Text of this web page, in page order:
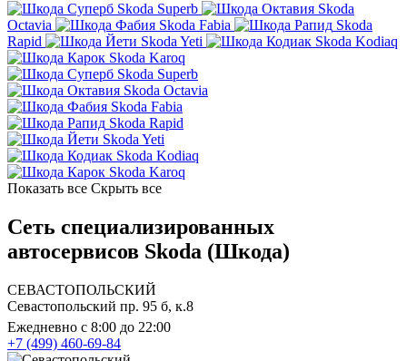
Skoda Superb
Skoda
Octavia
Skoda Fabia
Skoda
Rapid
Skoda Yeti
Skoda Kodiaq
Skoda Karoq
Skoda Superb
Skoda Octavia
Skoda Fabia
Skoda Rapid
Skoda Yeti
Skoda Kodiaq
Skoda Karoq
Показать все Скрыть все
Сеть специализированных
автосервисов Skoda (Шкода)
СЕВАСТОПОЛЬСКИЙ
Севастопольский пр. 95 б, к.8
Ежедневно с 8:00 до 22:00
+7 (499) 460-69-84